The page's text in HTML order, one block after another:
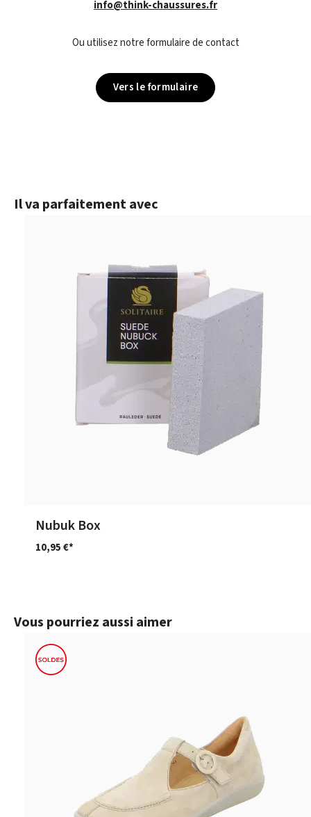
info@think-chaussures.fr
Ou utilisez notre formulaire de contact
Vers le formulaire
Ignorer la galerie de produits
Il va parfaitement avec
Nubuk Box
10,95 €*
Ignorer la galerie de produits
Vous pourriez aussi aimer